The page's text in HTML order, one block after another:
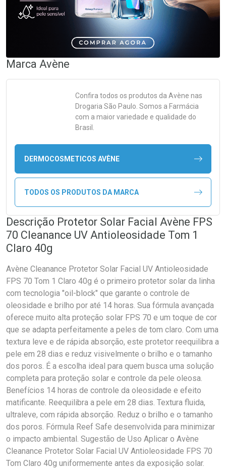
Marca Avène
Confira todos os produtos da Avène nas
Drogaria São Paulo. Somos a Farmácia
com a maior variedade e qualidade do
Brasil.
DERMOCOSMETICOS AVÈNE
TODOS OS PRODUTOS DA MARCA
Descrição Protetor Solar Facial Avène FPS
70 Cleanance UV Antioleosidade Tom 1
Claro 40g
Avène Cleanance Protetor Solar Facial UV Antioleosidade
FPS 70 Tom 1 Claro 40g é o primeiro protetor solar da linha
com tecnologia "oil-block" que garante o controle de
oleosidade e brilho por até 14 horas. Sua fórmula avançada
oferece muito alta proteção solar FPS 70 e um toque de cor
que se adapta perfeitamente a peles de tom claro. Com uma
textura leve e de rápida absorção, este protetor reequilibra a
pele em 28 dias e reduz visivelmente o brilho e o tamanho
dos poros. É a escolha ideal para quem busca uma solução
completa para proteção solar e controle da pele oleosa.
Benefícios 14 horas de controle da oleosidade e efeito
matificante. Reequilibra a pele em 28 dias. Textura fluida,
ultraleve, com rápida absorção. Reduz o brilho e o tamanho
dos poros. Fórmula Reef Safe desenvolvida para minimizar
o impacto ambiental. Sugestão de Uso Aplicar o Avène
Cleanance Protetor Solar Facial UV Antioleosidade FPS 70
Tom Claro 40g uniformemente antes da exposição solar.